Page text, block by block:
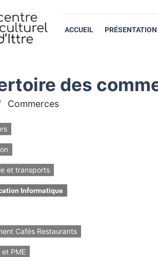
ACCUEIL PRÉSENTATION
des
Commerces
et transports
Informatique
Cafés Restaurants
PME